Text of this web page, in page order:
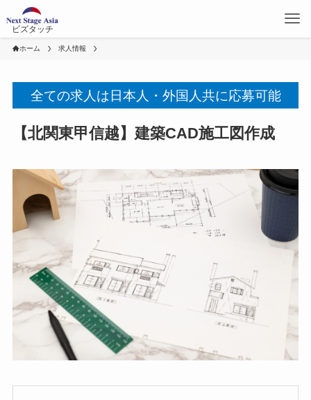
ビズタッチ
ホーム 求人情報
全ての求人は日本人・外国人共に応募可能
【北関東甲信越】建築CAD施工図作成